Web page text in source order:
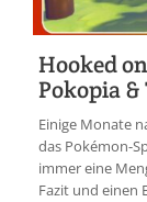
Hooked
Pokopia
Einige Monate
das Pokémon-
immer eine
Fazit und einen